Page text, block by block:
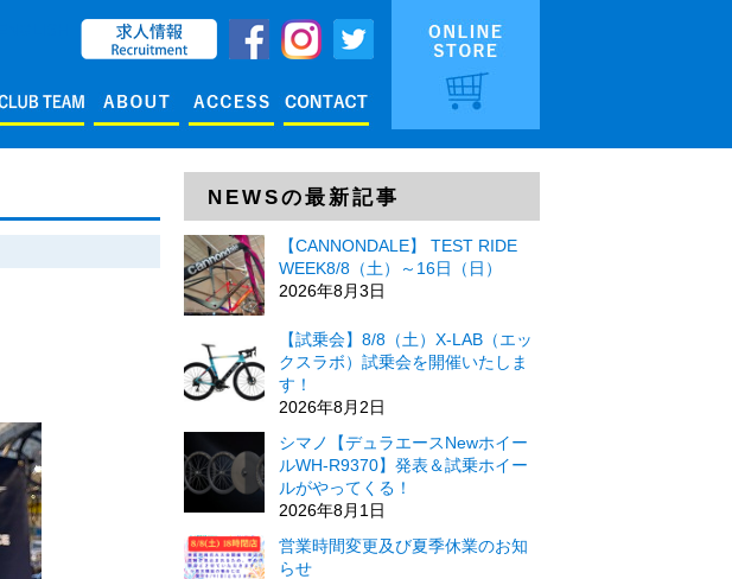
NEWSの最新記事
【CANNONDALE】 TEST RIDE
WEEK8/8（土）～16日（日）
2026年8月3日
【試乗会】8/8（土）X-LAB（エッ
クスラボ）試乗会を開催いたしま
す！
2026年8月2日
シマノ【デュラエースNewホイー
ルWH-R9370】発表＆試乗ホイー
ルがやってくる！
2026年8月1日
営業時間変更及び夏季休業のお知
らせ